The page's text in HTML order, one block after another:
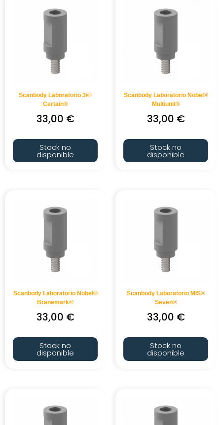
Scanbody Laboratorio 3i®
Certain®
33,00 €
Stock no
disponible
Scanbody Laboratorio Nobel®
Multiunit®
33,00 €
Stock no
disponible
Scanbody Laboratorio Nobel®
Branemark®
33,00 €
Stock no
disponible
Scanbody Laboratorio MIS®
Seven®
33,00 €
Stock no
disponible